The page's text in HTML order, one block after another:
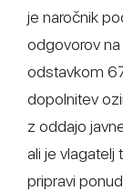
je naročnik
odgovorov
odstavkom
dopolnitev
z oddajo
ali je vlagatelj
pripravi